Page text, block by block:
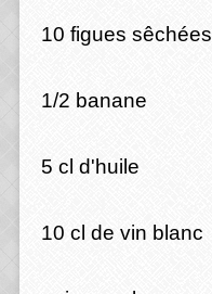
10 figues sêchées
1/2 banane
5 cl d'huile
10 cl de vin blanc